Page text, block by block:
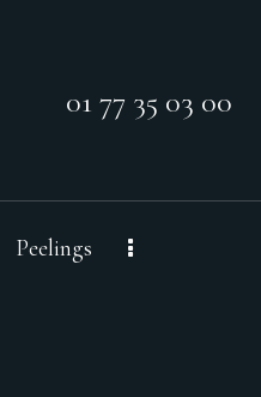
01 77 35 03 00
Peelings